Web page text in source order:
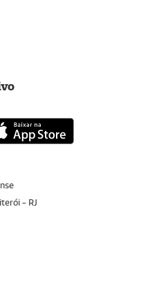
- RJ